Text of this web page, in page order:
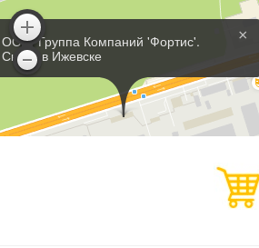
×
ООО 'Группа Компаний 'Фортис'.
Склад в Ижевске